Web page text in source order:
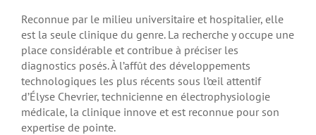
Reconnue par le milieu universitaire et hospitalier, elle
est la seule clinique du genre. La recherche y occupe une
place considérable et contribue à préciser les
diagnostics posés. À l’affût des développements
technologiques les plus récents sous l’œil attentif
d’Élyse Chevrier, technicienne en électrophysiologie
médicale, la clinique innove et est reconnue pour son
expertise de pointe.